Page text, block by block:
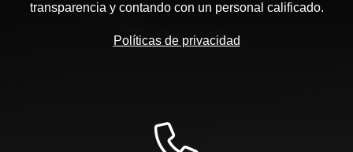
transparencia y contando con un personal calificado.
Políticas de privacidad